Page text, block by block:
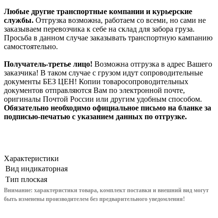
Любые другие транспортные компании и курьерские
службы. Отгрузка возможна, работаем со всеми, но сами не
заказываем перевозчика к себе на склад для забора груза.
Просьба в данном случае заказывать транспортную кампанию
самостоятельно.
Получатель-третье лицо! Возможна отгрузка в адрес Вашего
заказчика! В таком случае с грузом идут сопроводительные
документы БЕЗ ЦЕН! Копии товаросопроводительных
документов отправляются Вам по электронной почте,
оригиналы Почтой России или другим удобным способом.
Обязательно необходимо официальное письмо на бланке за
подписью-печатью с указанием данных по отгрузке.
Характеристики
Вид индикаторная
Тип плоская
Внимание: характеристики товара, комплект поставки и внешний вид могут
быть изменены производителем без предварительного уведомления!